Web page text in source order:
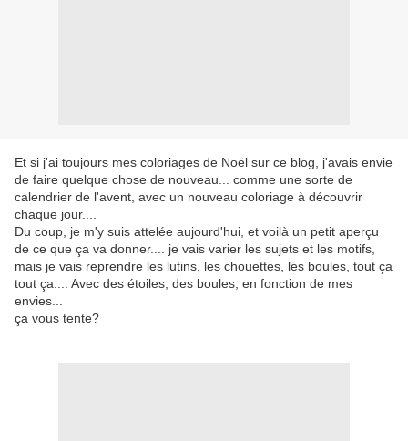
Et si j'ai toujours mes coloriages de Noël sur ce blog, j'avais envie
de faire quelque chose de nouveau... comme une sorte de
calendrier de l'avent, avec un nouveau coloriage à découvrir
chaque jour....
Du coup, je m'y suis attelée aujourd'hui, et voilà un petit aperçu
de ce que ça va donner.... je vais varier les sujets et les motifs,
mais je vais reprendre les lutins, les chouettes, les boules, tout ça
tout ça.... Avec des étoiles, des boules, en fonction de mes
envies...
ça vous tente?